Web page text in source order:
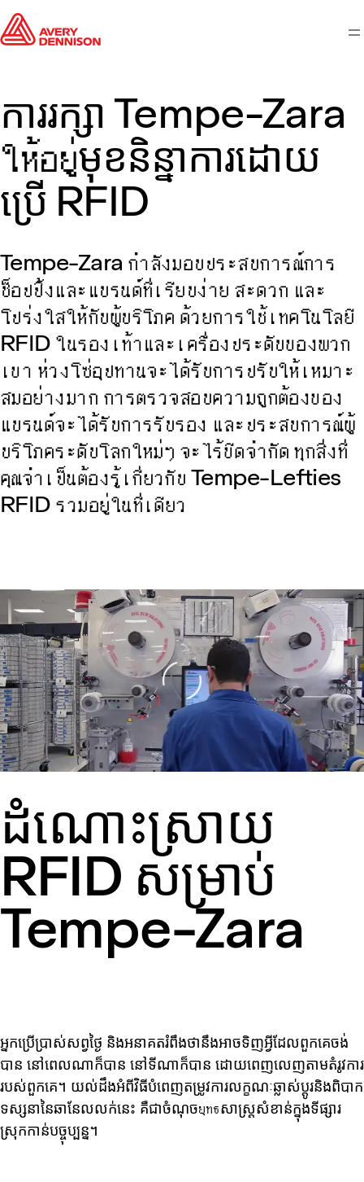
ការរក្សា Tempe-Zara
ให้อยู่មុខនិន្នាការដោយ
ប្រើ RFID
Tempe-Zara กำลังมอบประสบการณ์การ
ช็อปปิ้งและแบรนด์ที่เรียบง่าย สะดวก และ
โปร่งใสให้กับผู้บริโภค ด้วยการใช้เทคโนโลยี
RFID ในรองเท้าและเครื่องประดับของพวก
เขา ห่วงโซ่อุปทานจะได้รับการปรับให้เหมาะ
สมอย่างมาก การตรวจสอบความถูกต้องของ
แบรนด์จะได้รับการรับรอง และประสบการณ์ผู้
บริโภคระดับโลกใหม่ๆ จะไร้ขีดจำกัด ทุกสิ่งที่
คุณจำเป็นต้องรู้เกี่ยวกับ Tempe-Lefties
RFID รวมอยู่ในที่เดียว
Loading
ដំណោះស្រាយ
RFID សម្រាប់
Tempe-Zara
អ្នកប្រើប្រាស់សព្វថ្ងៃ និងអនាគតរំពឹងថានឹងអាចទិញអ្វីដែលពួកគេចង់
បាន នៅពេលណាក៏បាន នៅទីណាក៏បាន ដោយពេញលេញតាមតំរូវការ
របស់ពួកគេ។ យល់ដឹងអំពីវិធីបំពេញតម្រូវការលក្ខណៈឆ្លាស់ប្ដូរនិងពិបាក
ទស្សនានៃឆានែលលក់នេះ គឺជាចំណុចยุทธសាស្ត្រសំខាន់ក្នុងទីផ្សារ
ស្រុកកាន់បច្ចុប្បន្ន។